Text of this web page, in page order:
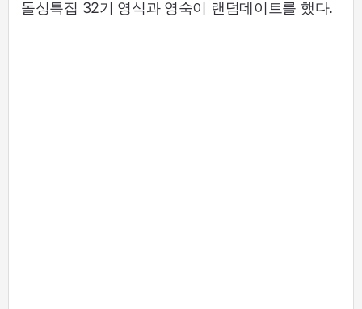
돌싱특집 32기 영식과 영숙이 랜덤데이트를 했다.